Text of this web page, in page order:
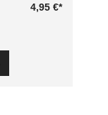
4,95 €*